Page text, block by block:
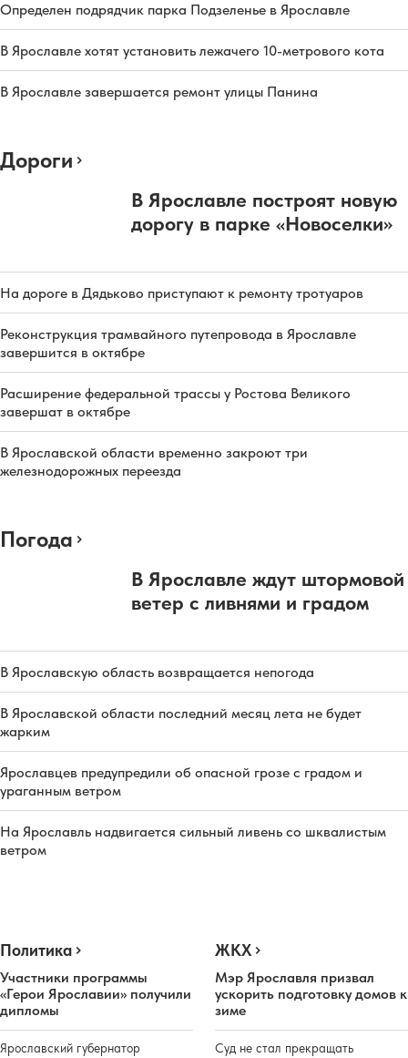
Определен подрядчик парка Подзеленье в Ярославле
В Ярославле хотят установить лежачего 10-метрового кота
В Ярославле завершается ремонт улицы Панина
Дороги
В Ярославле построят новую
дорогу в парке «Новоселки»
На дороге в Дядьково приступают к ремонту тротуаров
Реконструкция трамвайного путепровода в Ярославле
завершится в октябре
Расширение федеральной трассы у Ростова Великого
завершат в октябре
В Ярославской области временно закроют три
железнодорожных переезда
Погода
В Ярославле ждут штормовой
ветер с ливнями и градом
В Ярославскую область возвращается непогода
В Ярославской области последний месяц лета не будет
жарким
Ярославцев предупредили об опасной грозе с градом и
ураганным ветром
На Ярославль надвигается сильный ливень со шквалистым
ветром
Политика
Участники программы
«Герои Ярославии» получили
дипломы
Ярославский губернатор
ЖКХ
Мэр Ярославля призвал
ускорить подготовку домов к
зиме
Суд не стал прекращать